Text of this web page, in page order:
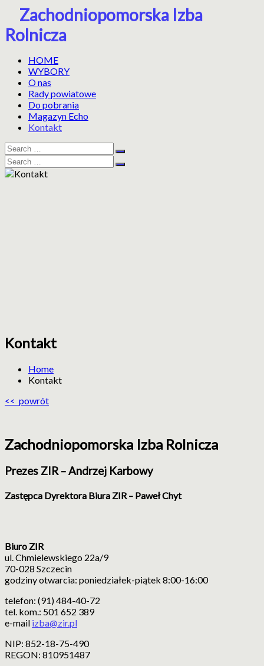
Skip
content
Zachodniopomorska Izba
Rolnicza
HOME
WYBORY
O nas
Rady powiatowe
Do pobrania
Magazyn Echo
Kontakt
Search
for:
Search
Search
for:
Search
ZIR
Zachodniopomorska
Rolnicza
Kontakt
Home
Kontakt
<< powrót
Zachodniopomorska Izba Rolnicza
Prezes ZIR – Andrzej Karbowy
Zastępca Dyrektora Biura ZIR – Paweł Chyt
Biuro ZIR
ul. Chmielewskiego 22a/9
70-028 Szczecin
godziny otwarcia: poniedziałek-piątek 8:00-16:00
telefon: (91) 484-40-72
tel. kom.: 501 652 389
e-mail izba@zir.pl
NIP: 852-18-75-490
REGON: 810951487